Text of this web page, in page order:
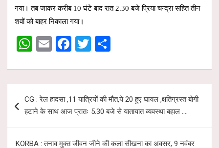
गया। तब जाकर करीब 10 घंटे बाद रात 2.30 बजे प्रिया चन्द्रा सहित तीन
शवों को बाहर निकाला गया।
W
at
s
A
p
E
ail
F
ce
o
o
k
T
tt
er
ar
e
navigation
CG : रेल हादसा ,11 यात्रियों की मौत,ये 20 हुए घायल ,क्षतिग्रस्त बोगी
हटाने के साथ आज प्रातः 5.30 बजे से यातायात व्यवस्था बहाल ….
KORBA : तनाव मुक्त जीवन जीने की कला सीखना का अवसर, 9 नवंबर